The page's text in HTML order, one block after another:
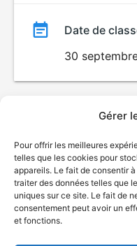
Gérer
Pour offrir les meilleures
telles que les cookies pour
appareils. Le fait de consentir
traiter des données telles que
uniques sur ce site. Le fait de
consentement peut avoir un
et fonctions.
Date de
30